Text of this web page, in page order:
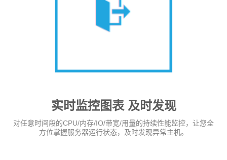
实时监控图表 及时发现
对任意时间段的CPU/内存/IO/带宽/用量的持续性能监控，让您全
方位掌握服务器运行状态，及时发现异常主机。